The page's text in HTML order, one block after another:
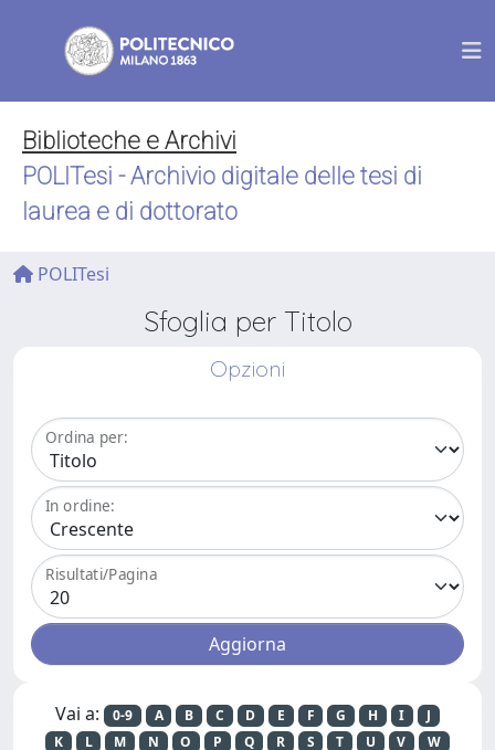
Biblioteche e Archivi
POLITesi - Archivio digitale delle tesi di
laurea e di dottorato
POLITesi
Sfoglia per Titolo
Opzioni
Ordina per:
In ordine:
Risultati/Pagina
Vai a: 0-9 A B C D E F G H I
J
K
L M N O P Q R S T U V
W